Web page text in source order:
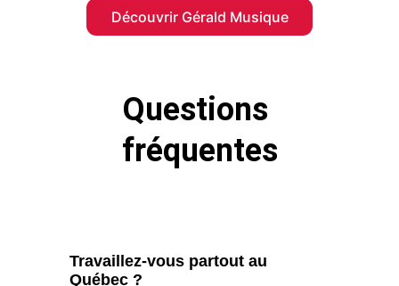
Découvrir Gérald Musique
Questions
fréquentes